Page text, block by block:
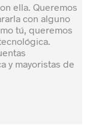
ella. Queremos
con alguno
tú, queremos
y mayoristas de